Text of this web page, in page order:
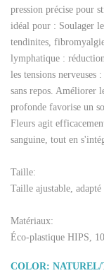
pression précise pour
idéal pour : Soulager
tendinites,
lymphatique :
les tensions nerveuses
sans repos. Améliorer
profonde favorise un
Fleurs agit
sanguine, tout en
Taille:
Taille ajustable,
Matériaux:
Éco-plastique HIPS,
COLOR: